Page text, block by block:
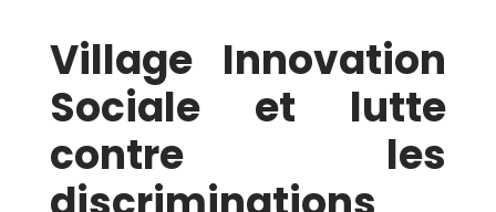
Village Innovation
Sociale et lutte
contre les